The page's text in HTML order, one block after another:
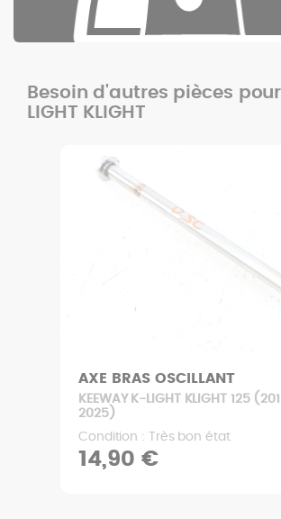
Besoin d'autres pièces
LIGHT KLIGHT
AXE BRAS OSCILLANT
KEEWAY K-LIGHT KLIGHT 125
2025)
Condition : Très bon état
14,90 €